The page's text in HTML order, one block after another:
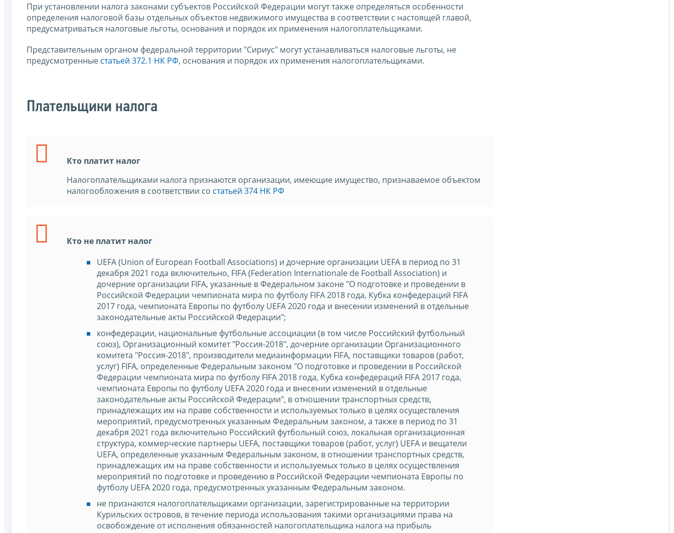
При установлении налога законами субъектов Российской Федерации могут также определяться особенности
определения налоговой базы отдельных объектов недвижимого имущества в соответствии с настоящей главой,
предусматриваться налоговые льготы, основания и порядок их применения налогоплательщиками.
Представительным органом федеральной территории "Сириус" могут устанавливаться налоговые льготы, не
предусмотренные статьей 372.1 НК РФ, основания и порядок их применения налогоплательщиками.
Плательщики налога
Кто платит налог
Налогоплательщиками налога признаются организации, имеющие имущество, признаваемое объектом
налогообложения в соответствии со статьей 374 НК РФ
Кто не платит налог
UEFA (Union of European Football Associations) и дочерние организации UEFA в период по 31
декабря 2021 года включительно, FIFA (Federation Internationale de Football Association) и
дочерние организации FIFA, указанные в Федеральном законе "О подготовке и проведении в
Российской Федерации чемпионата мира по футболу FIFA 2018 года, Кубка конфедераций FIFA
2017 года, чемпионата Европы по футболу UEFA 2020 года и внесении изменений в отдельные
законодательные акты Российской Федерации";
конфедерации, национальные футбольные ассоциации (в том числе Российский футбольный
союз), Организационный комитет "Россия-2018", дочерние организации Организационного
комитета "Россия-2018", производители медиаинформации FIFA, поставщики товаров (работ,
услуг) FIFA, определенные Федеральным законом "О подготовке и проведении в Российской
Федерации чемпионата мира по футболу FIFA 2018 года, Кубка конфедераций FIFA 2017 года,
чемпионата Европы по футболу UEFA 2020 года и внесении изменений в отдельные
законодательные акты Российской Федерации", в отношении транспортных средств,
принадлежащих им на праве собственности и используемых только в целях осуществления
мероприятий, предусмотренных указанным Федеральным законом, а также в период по 31
декабря 2021 года включительно Российский футбольный союз, локальная организационная
структура, коммерческие партнеры UEFA, поставщики товаров (работ, услуг) UEFA и вещатели
UEFA, определенные указанным Федеральным законом, в отношении транспортных средств,
принадлежащих им на праве собственности и используемых только в целях осуществления
мероприятий по подготовке и проведению в Российской Федерации чемпионата Европы по
футболу UEFA 2020 года, предусмотренных указанным Федеральным законом.
не признаются налогоплательщиками организации, зарегистрированные на территории
Курильских островов, в течение периода использования такими организациями права на
освобождение от исполнения обязанностей налогоплательщика налога на прибыль